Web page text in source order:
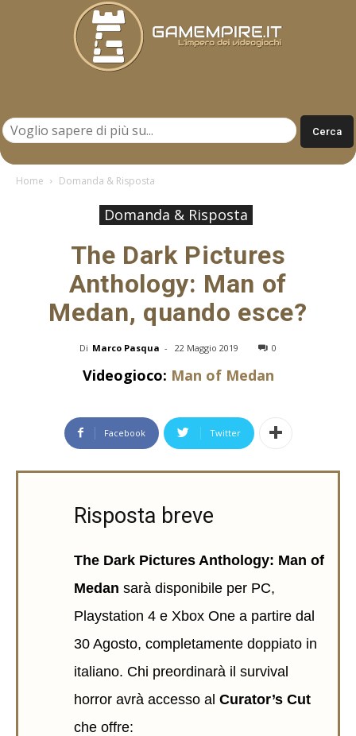
Home Domanda & Risposta
Domanda & Risposta
The Dark Pictures
Anthology: Man of
Medan, quando esce?
Di Marco Pasqua - 22 Maggio 2019 0
Videogioco: Man of Medan
Facebook Twitter
Risposta breve
The Dark Pictures Anthology: Man of
Medan sarà disponibile per PC,
Playstation 4 e Xbox One a partire dal
30 Agosto, completamente doppiato in
italiano. Chi preordinarà il survival
horror avrà accesso al Curator’s Cut
che offre: